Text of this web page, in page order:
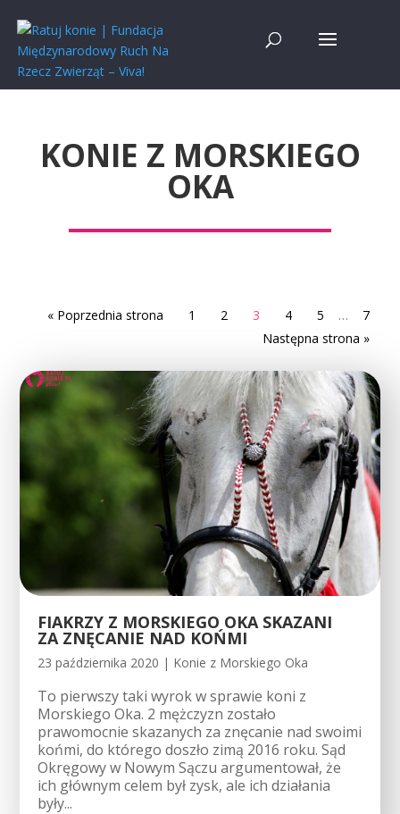
KONIE Z MORSKIEGO
OKA
« Poprzednia strona 1 2 3 4 5 …
7
Następna strona »
FIAKRZY Z MORSKIEGO OKA SKAZANI
ZA ZNĘCANIE NAD KOŃMI
23 października 2020 | Konie z Morskiego Oka
To pierwszy taki wyrok w sprawie koni z
Morskiego Oka. 2 mężczyzn zostało
prawomocnie skazanych za znęcanie nad swoimi
końmi, do którego doszło zimą 2016 roku. Sąd
Okręgowy w Nowym Sączu argumentował, że
ich głównym celem był zysk, ale ich działania
były...